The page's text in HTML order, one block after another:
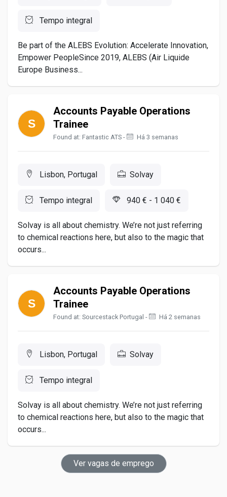
Tempo integral
Be part of the ALEBS Evolution: Accelerate Innovation,
Empower PeopleSince 2019, ALEBS (Air Liquide
Europe Business...
Accounts Payable Operations
Trainee
Found at: Fantastic ATS - Há 3 semanas
Lisbon, Portugal Solvay
Tempo integral 940 € - 1 040 €
Solvay is all about chemistry. We’re not just referring
to chemical reactions here, but also to the magic that
occurs...
Accounts Payable Operations
Trainee
Found at: Sourcestack Portugal - Há 2 semanas
Lisbon, Portugal Solvay
Tempo integral
Solvay is all about chemistry. We’re not just referring
to chemical reactions here, but also to the magic that
occurs...
Ver vagas de emprego